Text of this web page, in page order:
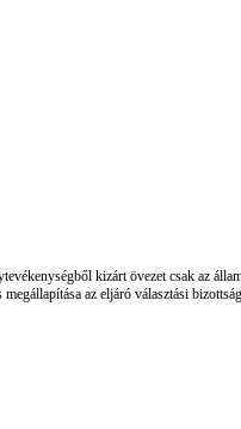
kizárt övezet csak az
az eljáró választási